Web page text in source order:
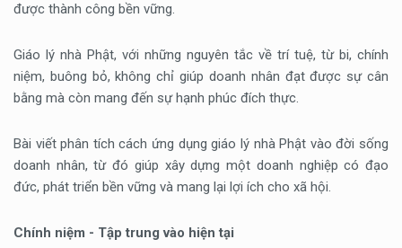
được thành công bền vững.
Giáo lý nhà Phật, với những nguyên tắc về trí tuệ, từ bi, chính
niệm, buông bỏ, không chỉ giúp doanh nhân đạt được sự cân
bằng mà còn mang đến sự hạnh phúc đích thực.
Bài viết phân tích cách ứng dụng giáo lý nhà Phật vào đời sống
doanh nhân, từ đó giúp xây dựng một doanh nghiệp có đạo
đức, phát triển bền vững và mang lại lợi ích cho xã hội.
Chính niệm - Tập trung vào hiện tại